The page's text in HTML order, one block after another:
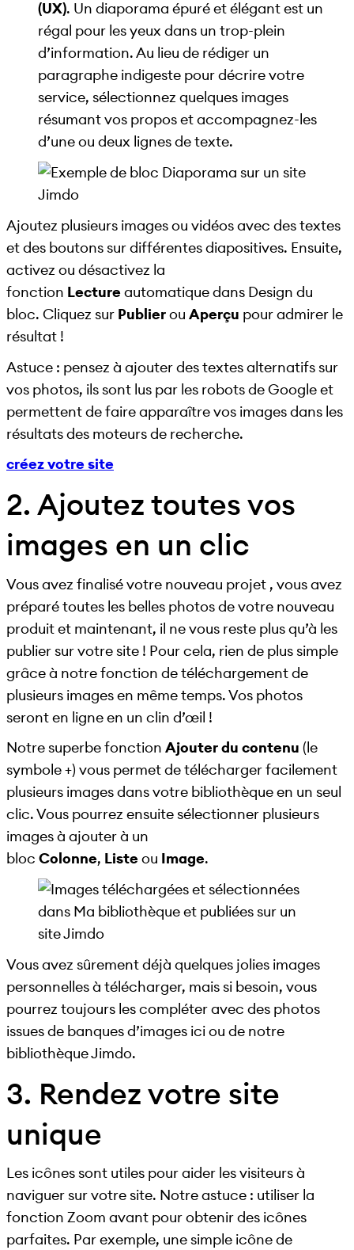
(UX). Un diaporama épuré et élégant est un
régal pour les yeux dans un trop-plein
d’information. Au lieu de rédiger un
paragraphe indigeste pour décrire votre
service, sélectionnez quelques images
résumant vos propos et accompagnez-les
d’une ou deux lignes de texte.
Ajoutez plusieurs images ou vidéos avec des textes
et des boutons sur différentes diapositives. Ensuite,
activez ou désactivez la
fonction Lectureautomatique dans Design du
bloc. Cliquez sur Publierou Aperçu pour admirer le
résultat !
Astuce : pensez à ajouter des textes alternatifs sur
vos photos, ils sont lus par les robots de Google et
permettent de faire apparaître vos images dans les
résultats des moteurs de recherche.
créez votre site
2. Ajoutez toutes vos
images en un clic
Vous avez finalisé votre nouveau projet , vous avez
préparé toutes les belles photos de votre nouveau
produit et maintenant, il ne vous reste plus qu’à les
publier sur votre site ! Pour cela, rien de plus simple
grâce à notre fonction de téléchargement de
plusieurs images en même temps. Vos photos
seront en ligne en un clin d’œil !
Notre superbe fonction Ajouter du contenu (le
symbole +) vous permet de télécharger facilement
plusieurs images dans votre bibliothèque en un seul
clic. Vous pourrez ensuite sélectionner plusieurs
images à ajouter à un
bloc Colonne, Listeou Image.
Vous avez sûrement déjà quelques jolies images
personnelles à télécharger, mais si besoin, vous
pourrez toujours les compléter avec des photos
issues de banques d’images ici ou de notre
bibliothèque Jimdo.
3. Rendez votre site
unique
Les icônes sont utiles pour aider les visiteurs à
naviguer sur votre site. Notre astuce : utiliser la
fonction Zoom avant pour obtenir des icônes
parfaites. Par exemple, une simple icône de